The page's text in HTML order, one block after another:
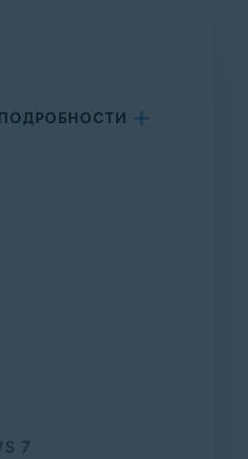
7